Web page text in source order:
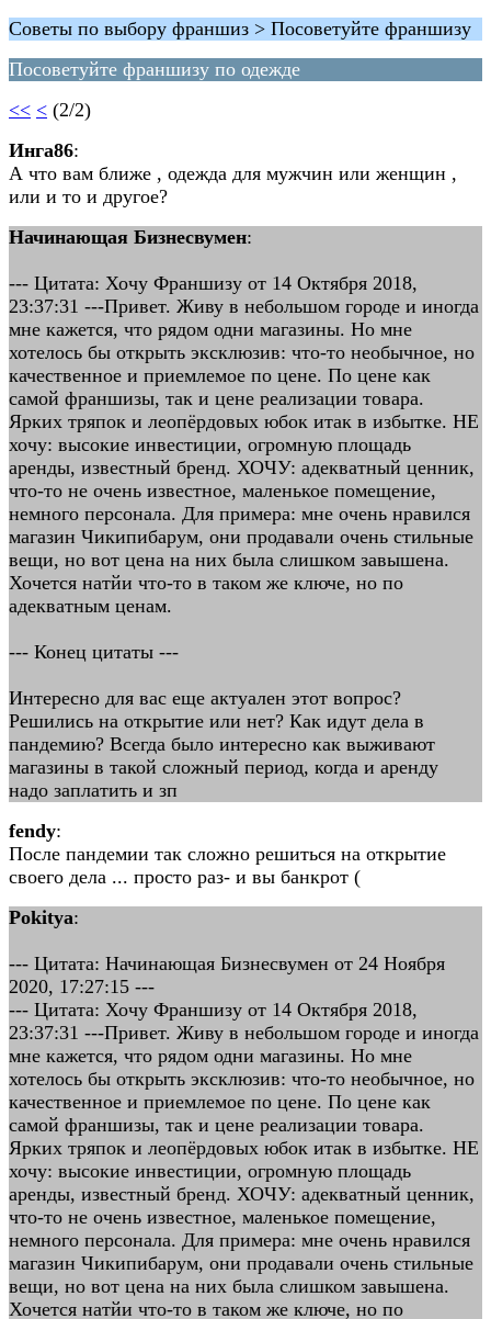
Советы по выбору франшиз > Посоветуйте франшизу
Посоветуйте франшизу по одежде
<< < (2/2)
Инга86:
А что вам ближе , одежда для мужчин или женщин ,
или и то и другое?
Начинающая Бизнесвумен:
--- Цитата: Хочу Франшизу от 14 Октября 2018,
23:37:31 ---Привет. Живу в небольшом городе и иногда
мне кажется, что рядом одни магазины. Но мне
хотелось бы открыть эксклюзив: что-то необычное, но
качественное и приемлемое по цене. По цене как
самой франшизы, так и цене реализации товара.
Ярких тряпок и леопёрдовых юбок итак в избытке. НЕ
хочу: высокие инвестиции, огромную площадь
аренды, известный бренд. ХОЧУ: адекватный ценник,
что-то не очень известное, маленькое помещение,
немного персонала. Для примера: мне очень нравился
магазин Чикипибарум, они продавали очень стильные
вещи, но вот цена на них была слишком завышена.
Хочется натйи что-то в таком же ключе, но по
адекватным ценам.
--- Конец цитаты ---
Интересно для вас еще актуален этот вопрос?
Решились на открытие или нет? Как идут дела в
пандемию? Всегда было интересно как выживают
магазины в такой сложный период, когда и аренду
надо заплатить и зп
fendy:
После пандемии так сложно решиться на открытие
своего дела ... просто раз- и вы банкрот (
Pokitya:
--- Цитата: Начинающая Бизнесвумен от 24 Ноября
2020, 17:27:15 ---
--- Цитата: Хочу Франшизу от 14 Октября 2018,
23:37:31 ---Привет. Живу в небольшом городе и иногда
мне кажется, что рядом одни магазины. Но мне
хотелось бы открыть эксклюзив: что-то необычное, но
качественное и приемлемое по цене. По цене как
самой франшизы, так и цене реализации товара.
Ярких тряпок и леопёрдовых юбок итак в избытке. НЕ
хочу: высокие инвестиции, огромную площадь
аренды, известный бренд. ХОЧУ: адекватный ценник,
что-то не очень известное, маленькое помещение,
немного персонала. Для примера: мне очень нравился
магазин Чикипибарум, они продавали очень стильные
вещи, но вот цена на них была слишком завышена.
Хочется натйи что-то в таком же ключе, но по